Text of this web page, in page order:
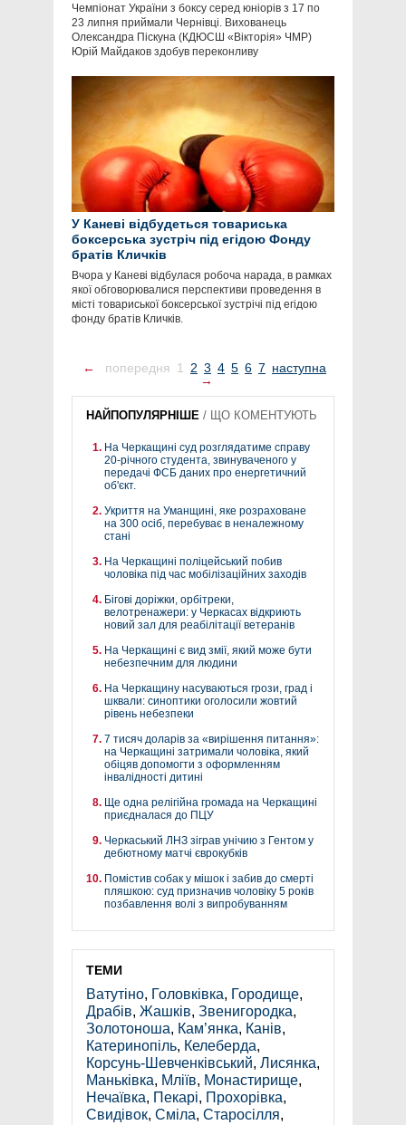
Чемпіонат України з боксу серед юніорів з 17 по
23 липня приймали Чернівці. Вихованець
Олександра Піскуна (КДЮСШ «Вікторія» ЧМР)
Юрій Майдаков здобув переконливу
У Каневі відбудеться товариська
боксерська зустріч під егідою Фонду
братів Кличків
Вчора у Каневі відбулася робоча нарада, в рамках
якої обговорювалися перспективи проведення в
місті товариської боксерської зустрічі під егідою
фонду братів Кличків.
← попередня 1 2 3 4 5 6 7 наступна
→
НАЙПОПУЛЯРНІШЕ / ЩО КОМЕНТУЮТЬ
На Черкащині суд розглядатиме справу
20-річного студента, звинуваченого у
передачі ФСБ даних про енергетичний
об'єкт.
Укриття на Уманщині, яке розраховане
на 300 осіб, перебуває в неналежному
стані
На Черкащині поліцейський побив
чоловіка під час мобілізаційних заходів
Бігові доріжки, орбітреки,
велотренажери: у Черкасах відкриють
новий зал для реабілітації ветеранів
На Черкащині є вид змії, який може бути
небезпечним для людини
На Черкащину насуваються грози, град і
шквали: синоптики оголосили жовтий
рівень небезпеки
7 тисяч доларів за «вирішення питання»:
на Черкащині затримали чоловіка, який
обіцяв допомогти з оформленням
інвалідності дитині
Ще одна релігійна громада на Черкащині
приєдналася до ПЦУ
Черкаський ЛНЗ зіграв унічию з Гентом у
дебютному матчі єврокубків
Помістив собак у мішок і забив до смерті
пляшкою: суд призначив чоловіку 5 років
позбавлення волі з випробуванням
ТЕМИ
Ватутіно, Головківка, Городище,
Драбів, Жашків, Звенигородка,
Золотоноша, Кам’янка, Канів,
Катеринопіль, Келеберда,
Корсунь-Шевченківський, Лисянка,
Маньківка, Мліїв, Монастирище,
Нечаївка, Пекарі, Прохорівка,
Свидівок, Сміла, Старосілля,